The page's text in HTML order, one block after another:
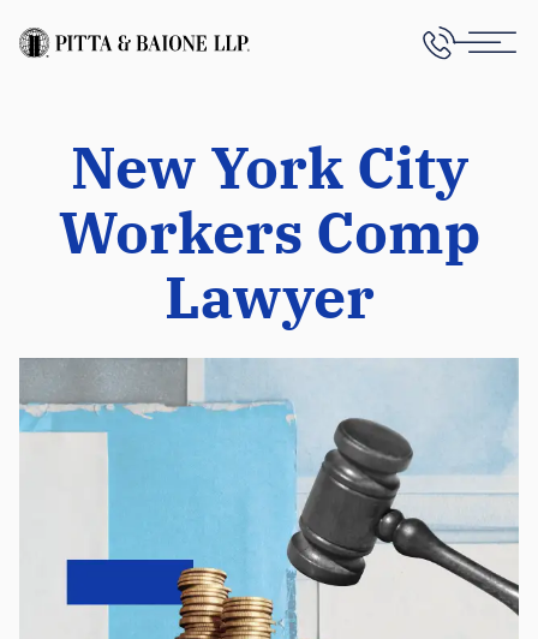
New York City
Workers Comp
Lawyer